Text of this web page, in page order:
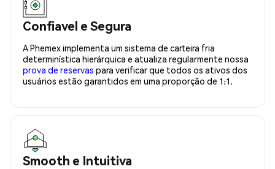
Confiavel e Segura
A Phemex implementa um sistema de carteira fria
determinística hierárquica e atualiza regularmente nossa
prova de reservas para verificar que todos os ativos dos
usuários estão garantidos em uma proporção de 1:1.
Smooth e Intuitiva